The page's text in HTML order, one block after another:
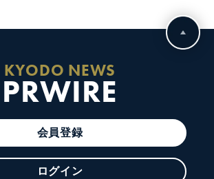
KYODO NEWS
PRWIRE
会員登録
ログイン